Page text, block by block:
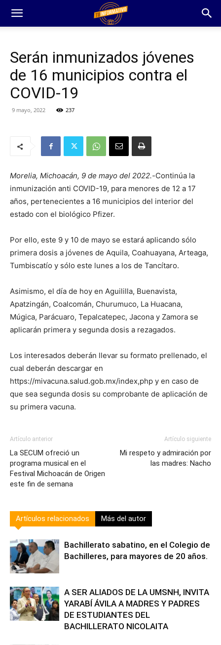
Serán inmunizados jóvenes
de 16 municipios contra el
COVID-19
9 mayo, 2022 237
Morelia, Michoacán, 9 de mayo del 2022.-Continúa la
inmunización anti COVID-19, para menores de 12 a 17
años, pertenecientes a 16 municipios del interior del
estado con el biológico Pfizer.
Por ello, este 9 y 10 de mayo se estará aplicando sólo
primera dosis a jóvenes de Aquila, Coahuayana, Arteaga,
Tumbiscatío y sólo este lunes a los de Tancítaro.
Asimismo, el día de hoy en Aguililla, Buenavista,
Apatzingán, Coalcomán, Churumuco, La Huacana,
Múgica, Parácuaro, Tepalcatepec, Jacona y Zamora se
aplicarán primera y segunda dosis a rezagados.
Los interesados deberán llevar su formato prellenado, el
cual deberán descargar en
https://mivacuna.salud.gob.mx/index,php y en caso de
que sea segunda dosis su comprobante de aplicación de
su primera vacuna.
Artículo anterior
La SECUM ofreció un
programa musical en el
Festival Michoacán de Origen
este fin de semana
Artículo siguiente
Mi respeto y admiración por
las madres: Nacho
Artículos relacionados Más del autor
Bachillerato sabatino, en el Colegio de
Bachilleres, para mayores de 20 años.
A SER ALIADOS DE LA UMSNH, INVITA
YARABÍ ÁVILA A MADRES Y PADRES
DE ESTUDIANTES DEL
BACHILLERATO NICOLAITA